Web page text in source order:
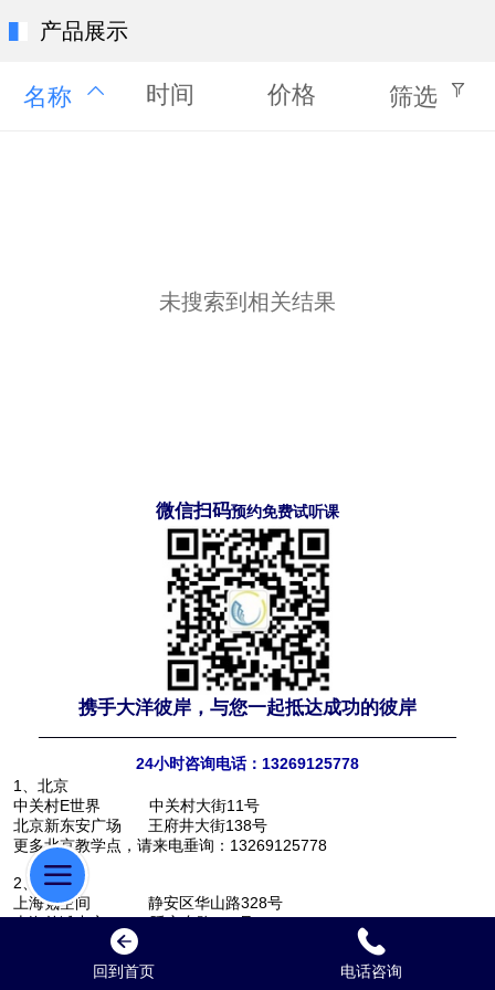
产品展示
名称 时间 价格 筛选
未搜索到相关结果
微信扫码预约免费试听课
携手大洋彼岸，与您一起抵达成功的彼岸
———————————————————————————
24小时咨询电话：13269125778
1、北京
中关村E世界 中关村大街11号
北京新东安广场 王府井大街138号
更多北京教学点，请来电垂询：13269125778
2、上海
上海氪空间 静安区华山路328号
上海外滩中心 延安东路222号
更多上海教学点，请来电垂询：13120581029
更多其他城市教学点，请来电垂询：13269125778
回到首页 电话咨询